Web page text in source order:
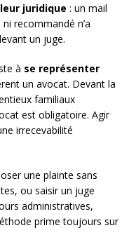
juridique : un mail
recommandé n’a
un juge.
à se représenter
un avocat. Devant la
familiaux
est obligatoire. Agir
irrecevabilité
une plainte sans
ou saisir un juge
administratives,
prime toujours sur